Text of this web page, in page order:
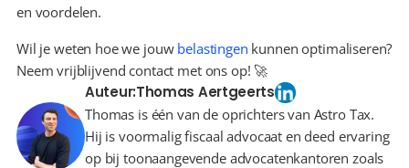
en voordelen.
Wil je weten hoe we jouw belastingen kunnen optimaliseren?
Neem vrijblijvend contact met ons op! 🚀
Auteur:Thomas Aertgeerts
Thomas is één van de oprichters van Astro Tax.
Hij is voormalig fiscaal advocaat en deed ervaring
op bij toonaangevende advocatenkantoren zoals